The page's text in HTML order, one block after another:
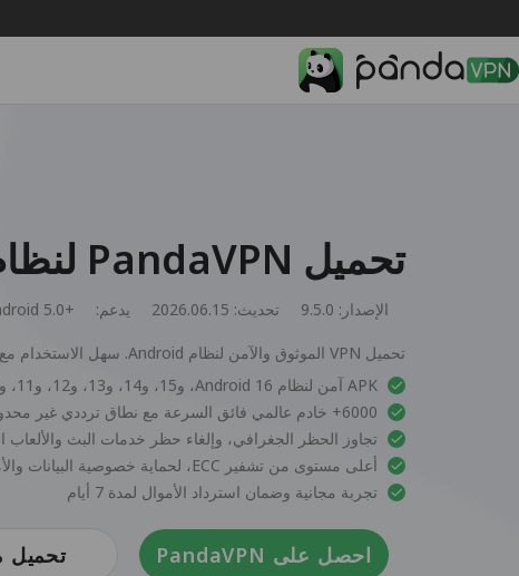
تحميل PandaVPN لنظام Android
الإصدار: 9.5.0 تحديث: 2026.06.15 يدعم: 5.0+
تحميل VPN الموثوق والآمن لنظام Android. سهل الاستخدام مع اتصال بنقرة واحدة.
APK آمن لنظام Android 16، و15، و14، و13، و12، و11، و10، و9، و8، و7، و6، و5
6000+ خادم عالمي فائق السرعة مع نطاق ترددي غير محدود
تجاوز الحظر الجغرافي، وإلغاء حظر خدمات البث والألعاب
أعلى مستوى من تشفير ECC، لحماية خصوصية البيانات والأمان
تجربة مجانية وضمان استرداد الأموال لمدة 7 أيام
احصل على PandaVPN تحميل